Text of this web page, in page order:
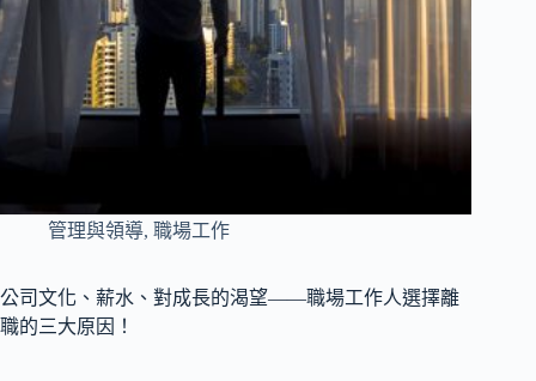
管理與領導, 職場工作
公司文化、薪水、對成長的渴望——職場工作人選擇離
職的三大原因！